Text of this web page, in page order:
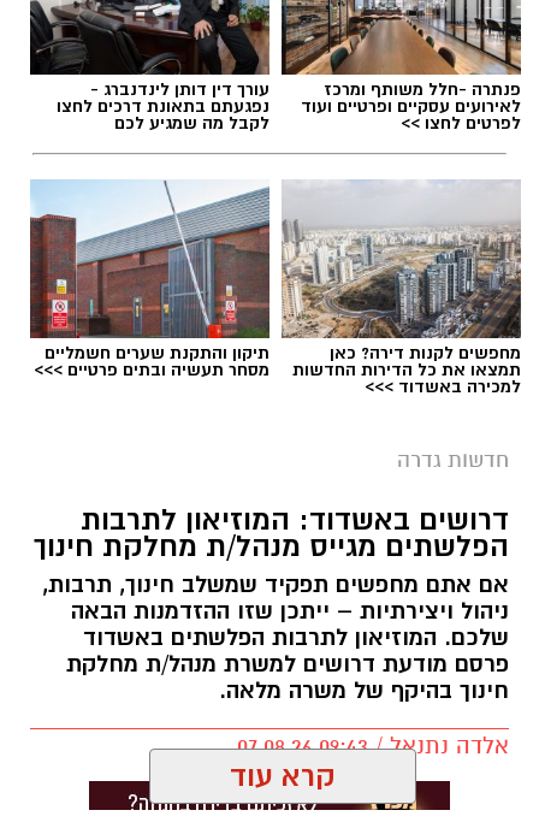
פנתרה -חלל משותף ומרכז
לאירועים עסקיים ופרטיים ועוד
לפרטים לחצו >>
עורך דין דותן לינדנברג -
נפגעתם בתאונת דרכים לחצו
לקבל מה שמגיע לכם
מחפשים לקנות דירה? כאן
תמצאו את כל הדירות החדשות
למכירה באשדוד >>>
תיקון והתקנת שערים חשמליים
מסחר תעשיה ובתים פרטיים >>>
חדשות גדרה
דרושים באשדוד: המוזיאון לתרבות
הפלשתים מגייס מנהל/ת מחלקת חינוך
אם אתם מחפשים תפקיד שמשלב חינוך, תרבות,
ניהול ויצירתיות – ייתכן שזו ההזדמנות הבאה
שלכם. המוזיאון לתרבות הפלשתים באשדוד
פרסם מודעת דרושים למשרת מנהל/ת מחלקת
חינוך בהיקף של משרה מלאה.
אלדה נתנאל / 09:43 07.08.26
קרא עוד